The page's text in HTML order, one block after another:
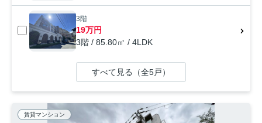
3階
19万円
3階 / 85.80㎡ / 4LDK
すべて見る（全5戸）
賃貸マンション